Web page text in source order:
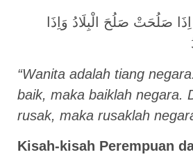
اِذَا صَلُحَتْ صَلُحَ الْبِلَادُ وَاِذَا
“Wanita adalah tiang
baik, maka baiklah negara.
rusak, maka rusaklah
Kisah-kisah Perempuan